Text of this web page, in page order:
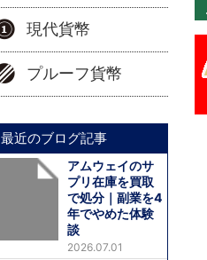
現代貨幣
プルーフ貨幣
最近のブログ記事
アムウェイのサ
プリ在庫を買取
で処分｜副業を4
年でやめた体験
談
2026.07.01